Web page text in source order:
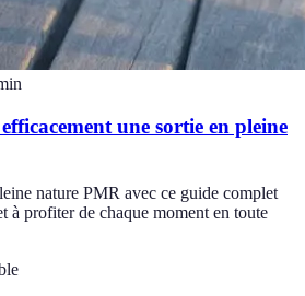
une sortie en pleine
nature PMR avec ce guide complet
à profiter de chaque moment en toute